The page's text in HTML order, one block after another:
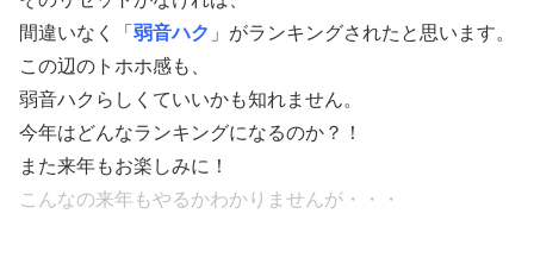
間違いなく「 弱音ハク 」がランキングされたと思います。
この辺のトホホ感も、
弱音ハクらしくていいかも知れません。
今年はどんなランキングになるのか？！
また来年もお楽しみに！
こんなの来年もやるかわかりませんが・・・